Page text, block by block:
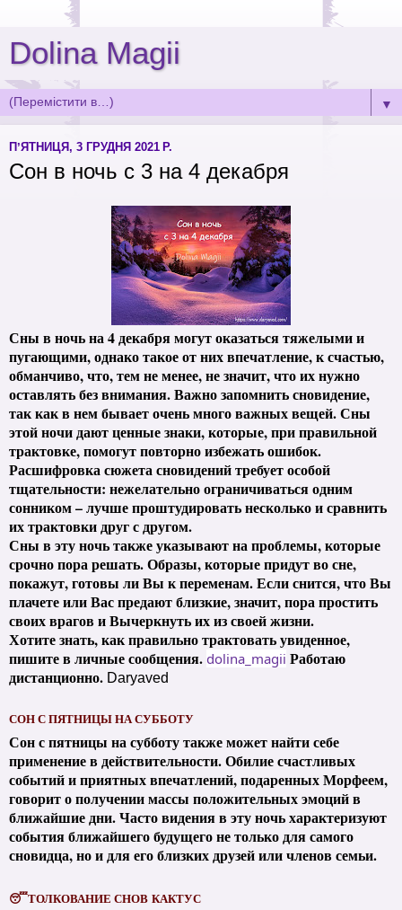
Dolina Magii
▼
ПʼЯТНИЦЯ, 3 ГРУДНЯ 2021 Р.
Сон в ночь с 3 на 4 декабря
Сны в ночь на 4 декабря могут оказаться тяжелыми и
пугающими, однако такое от них впечатление, к счастью,
обманчиво, что, тем не менее, не значит, что их нужно
оставлять без внимания. Важно запомнить сновидение,
так как в нем бывает очень много важных вещей. Сны
этой ночи дают ценные знаки, которые, при правильной
трактовке, помогут повторно избежать ошибок.
Расшифровка сюжета сновидений требует особой
тщательности: нежелательно ограничиваться одним
сонником – лучше проштудировать несколько и сравнить
их трактовки друг с другом.
Сны в эту ночь также указывают на проблемы, которые
срочно пора решать. Образы, которые придут во сне,
покажут, готовы ли Вы к переменам. Если снится, что Вы
плачете или Вас предают близкие, значит, пора простить
своих врагов и Вычеркнуть их из своей жизни.
Хотите знать, как правильно трактовать увиденное,
пишите в личные сообщения. dolina_magii Работаю
дистанционно. Daryaved
СОН С ПЯТНИЦЫ НА СУББОТУ
Сон с пятницы на субботу также может найти себе
применение в действительности. Обилие счастливых
событий и приятных впечатлений, подаренных Морфеем,
говорит о получении массы положительных эмоций в
ближайшие дни. Часто видения в эту ночь характеризуют
события ближайшего будущего не только для самого
сновидца, но и для его близких друзей или членов семьи.
😴ТОЛКОВАНИЕ СНОВ КАКТУС